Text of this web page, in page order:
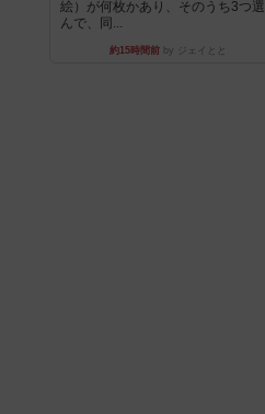
絵）が何枚かあり、そのうち3つ選
んで、同...
約15時間前by ジェイとと